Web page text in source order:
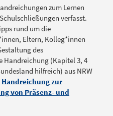
zum Lernen
verfasst.
rund um die
Eltern, Kolleg*innen
des
Handreichung (Kapitel 3, 4
hilfreich) aus NRW
Handreichung zur
von Präsenz- und